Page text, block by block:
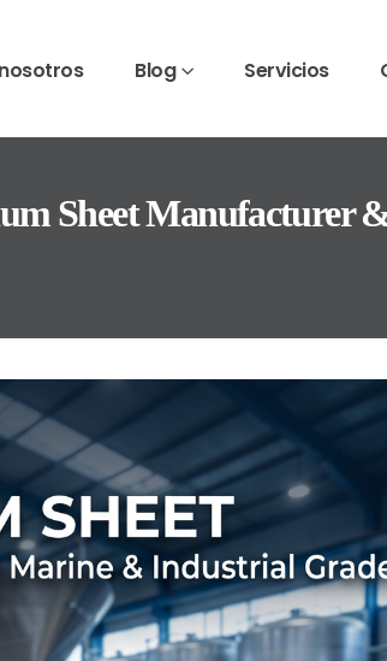
Blog Servicios
Sheet Manufacturer